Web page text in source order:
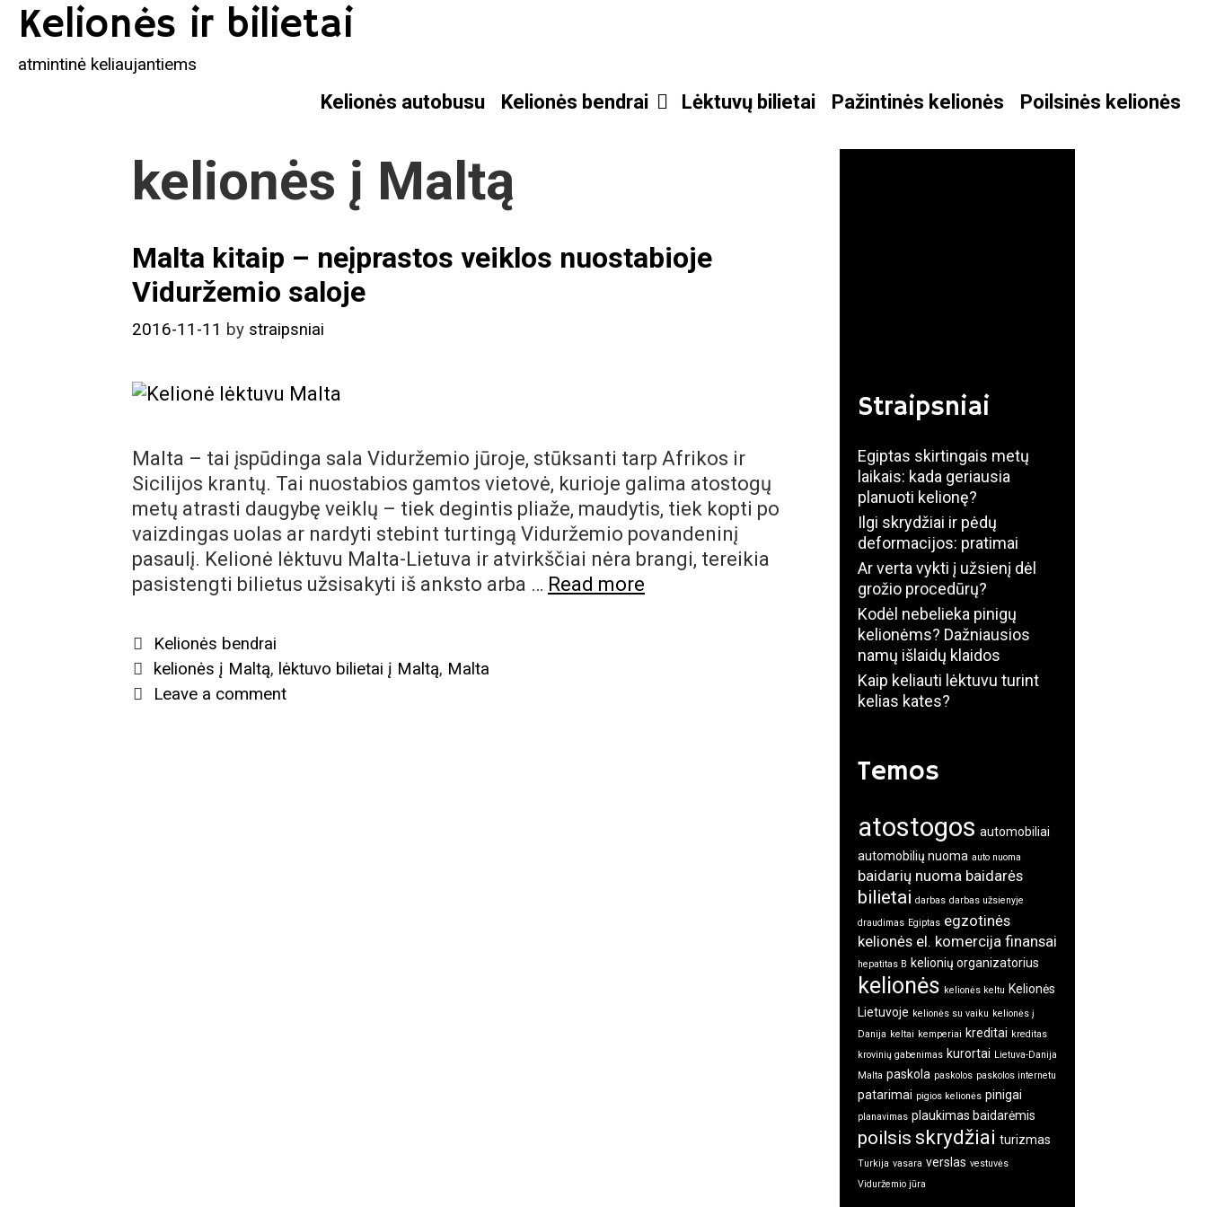
Skip
content
Kelionės ir bilietai
atmintinė keliaujantiems
Kelionės autobusu Kelionės bendrai Lėktuvų bilietai Pažintinės kelionės Poilsinės kelionės
kelionės į Maltą
Malta kitaip – neįprastos veiklos nuostabioje
Viduržemio saloje
2016-11-11 by straipsniai
Malta – tai įspūdinga sala Viduržemio jūroje, stūksanti tarp Afrikos ir
Sicilijos krantų. Tai nuostabios gamtos vietovė, kurioje galima atostogų
metų atrasti daugybę veiklų – tiek degintis pliaže, maudytis, tiek kopti po
vaizdingas uolas ar nardyti stebint turtingą Viduržemio povandeninį
pasaulį. Kelionė lėktuvu Malta-Lietuva ir atvirkščiai nėra brangi, tereikia
pasistengti bilietus užsisakyti iš anksto arba … Read more
Categories
Kelionės bendrai
Tags
kelionės į Maltą, lėktuvo bilietai į Maltą, Malta
Leave a comment
Straipsniai
Egiptas skirtingais metų
laikais: kada geriausia
planuoti kelionę?
Ilgi skrydžiai ir pėdų
deformacijos: pratimai
Ar verta vykti į užsienį dėl
grožio procedūrų?
Kodėl nebelieka pinigų
kelionėms? Dažniausios
namų išlaidų klaidos
Kaip keliauti lėktuvu turint
kelias kates?
Temos
atostogos automobiliai
automobilių nuoma auto nuoma
baidarių nuoma baidarės
bilietai darbas darbas užsienyje
draudimas Egiptas egzotinės
kelionės el. komercija finansai
hepatitas B kelionių organizatorius
kelionės kelionės keltu Kelionės
Lietuvoje kelionės su vaiku kelionės į
Danija keltai kemperiai kreditai kreditas
krovinių gabenimas kurortai Lietuva-Danija
Malta paskola paskolos paskolos internetu
patarimai pigios kelionės pinigai
planavimas plaukimas baidarėmis
poilsis skrydžiai turizmas
Turkija vasara verslas vestuvės
Viduržemio jūra